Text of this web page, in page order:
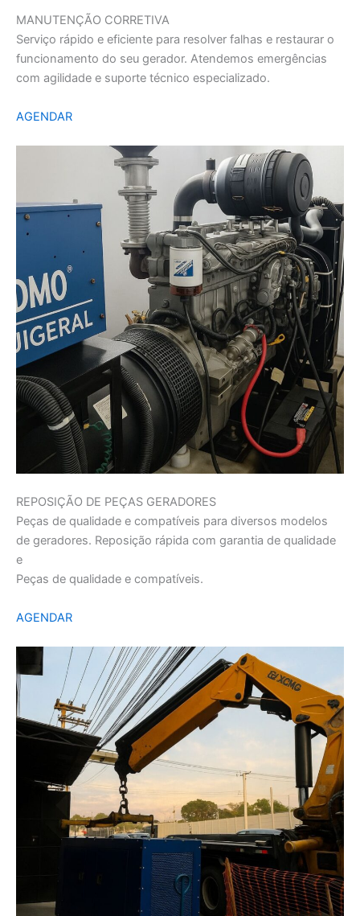
MANUTENÇÃO CORRETIVA
Serviço rápido e eficiente para resolver falhas e restaurar o
funcionamento do seu gerador. Atendemos emergências
com agilidade e suporte técnico especializado.
AGENDAR
REPOSIÇÃO DE PEÇAS GERADORES
Peças de qualidade e compatíveis para diversos modelos
de geradores. Reposição rápida com garantia de qualidade
e
Peças de qualidade e compatíveis.
AGENDAR